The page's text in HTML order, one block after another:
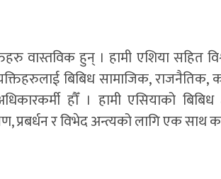
वास्तविक हुन् । हामी एशिया सहित
बिबिध सामाजिक, राजनैतिक,
हौँ । हामी एसियाको बिबिध
प्रबर्धन र विभेद अन्त्यको लागि एक साथ